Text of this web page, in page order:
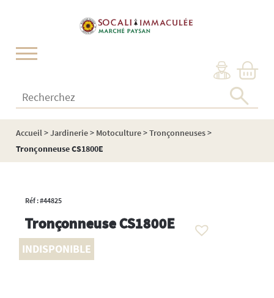
Recherchez :
Accueil>Jardinerie> Motoculture>Tronçonneuses>
Tronçonneuse CS1800E
Réf : #44825
Tronçonneuse CS1800E
INDISPONIBLE